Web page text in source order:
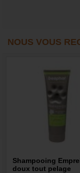
NOUS VOUS
Shampooing
doux tout pelage